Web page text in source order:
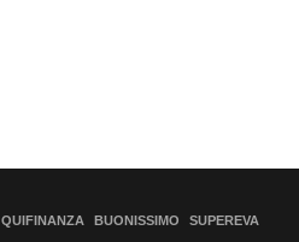
QUIFINANZA BUONISSIMO
SUPEREVA